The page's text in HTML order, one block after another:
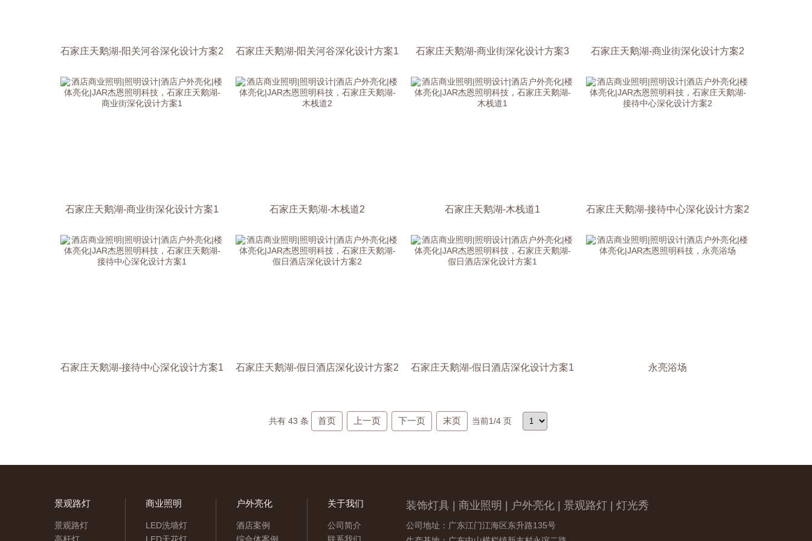
石家庄天鹅湖-阳关河谷深化设计方案2 石家庄天鹅湖-阳关河谷深化设计方案1 石家庄天鹅湖-商业街深化设计方案3 石家庄天鹅湖-商业街深化设计方案2
石家庄天鹅湖-商业街深化设计方案1 石家庄天鹅湖-木栈道2 石家庄天鹅湖-木栈道1 石家庄天鹅湖-接待中心深化设计方案2
石家庄天鹅湖-接待中心深化设计方案1 石家庄天鹅湖-假日酒店深化设计方案2 石家庄天鹅湖-假日酒店深化设计方案1 永亮浴场
共有 43 条 首页 上一页 下一页 末页 当前1/4 页
景观路灯
景观路灯
商业照明
LED洗墙灯
户外亮化
酒店案例
关于我们
公司简介
装饰灯具 | 商业照明 | 户外亮化 | 景观路灯 | 灯光秀
公司地址：广东江门江海区东升路135号